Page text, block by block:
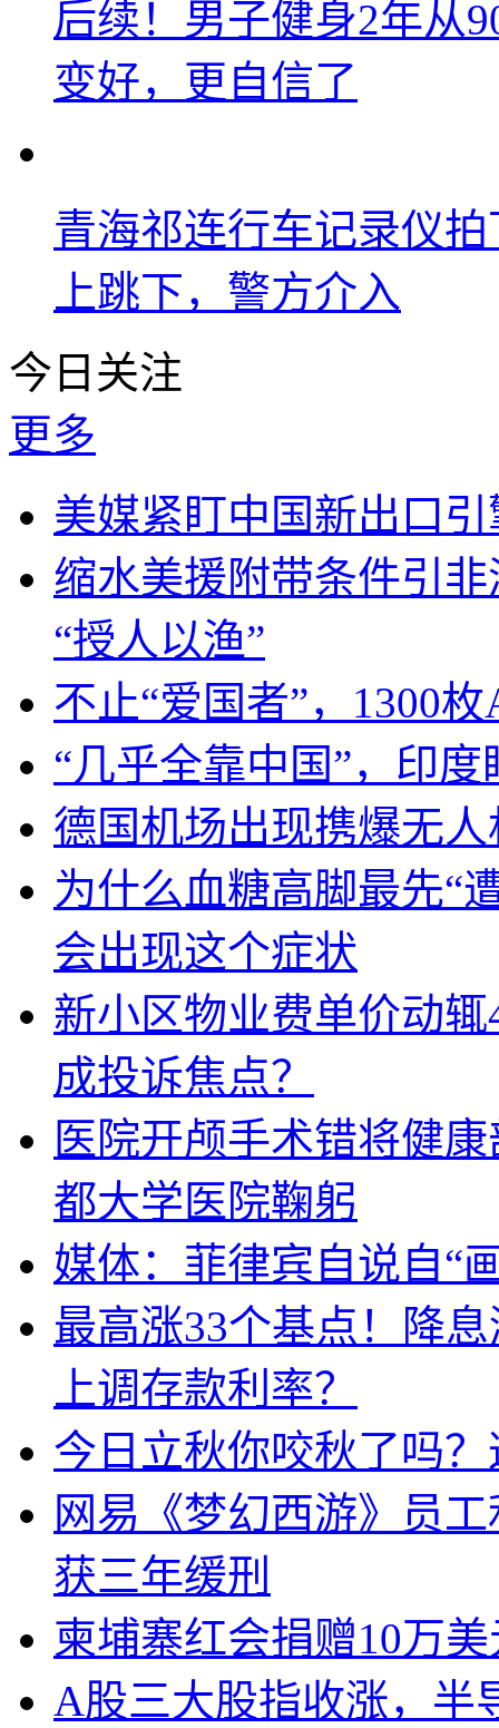
后续！男子健身2年从
变好，更自信了
青海祁连行车记录仪
上跳下，警方介入
今日关注
更多
美媒紧盯中国新出口
缩水美援附带条件引
“授人以渔”
不止“爱国者”，1300
“几乎全靠中国”，印
德国机场出现携爆无
为什么血糖高脚最先“
会出现这个症状
新小区物业费单价动
成投诉焦点？
医院开颅手术错将健
都大学医院鞠躬
媒体：菲律宾自说自“
最高涨33个基点！降
上调存款利率？
今日立秋你咬秋了吗
网易《梦幻西游》员
获三年缓刑
柬埔寨红会捐赠10万
A股三大股指收涨，半